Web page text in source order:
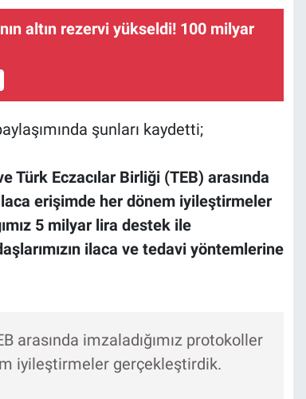
altın rezervi yükseldi! 100 milyar
şunları kaydetti;
Türk Eczacılar Birliği (TEB) arasında
erişimde her dönem iyileştirmeler
5 milyar lira destek ile
ilaca ve tedavi yöntemlerine
arasında imzaladığımız protokoller
iyileştirmeler gerçekleştirdik.